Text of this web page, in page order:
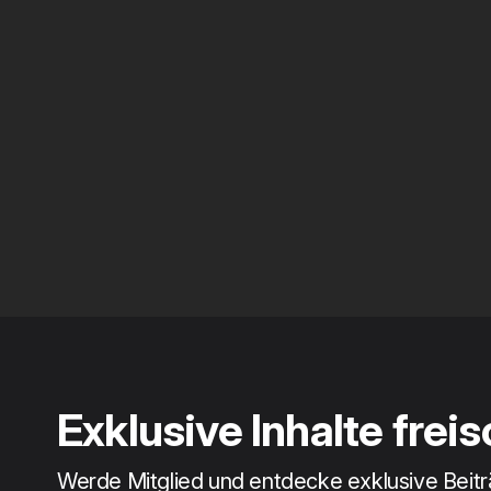
Exklusive Inhalte
Werde Mitglied und entdecke exklusive